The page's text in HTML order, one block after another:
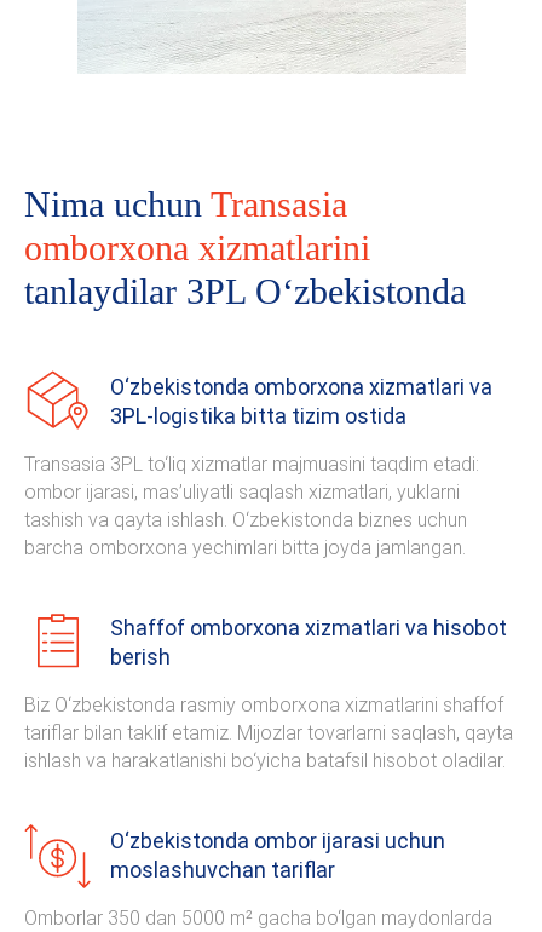
Nima uchun Transasia
omborxona xizmatlarini
tanlaydilar 3PL O‘zbekistonda
O‘zbekistonda omborxona xizmatlari va
3PL-logistika bitta tizim ostida
Transasia 3PL to‘liq xizmatlar majmuasini taqdim etadi:
ombor ijarasi, mas’uliyatli saqlash xizmatlari, yuklarni
tashish va qayta ishlash. O‘zbekistonda biznes uchun
barcha omborxona yechimlari bitta joyda jamlangan.
Shaffof omborxona xizmatlari va hisobot
berish
Biz O‘zbekistonda rasmiy omborxona xizmatlarini shaffof
tariflar bilan taklif etamiz. Mijozlar tovarlarni saqlash, qayta
ishlash va harakatlanishi bo‘yicha batafsil hisobot oladilar.
O‘zbekistonda ombor ijarasi uchun
moslashuvchan tariflar
Omborlar 350 dan 5000 m² gacha bo‘lgan maydonlarda